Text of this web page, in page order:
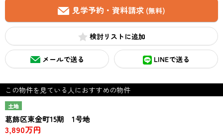
見学予約・資料請求 (無料)
検討リスト
メールで送る LINEで送る
この物件を見ている人におすすめの物件
土地
葛飾区東金町15期 1号地
3,890万円